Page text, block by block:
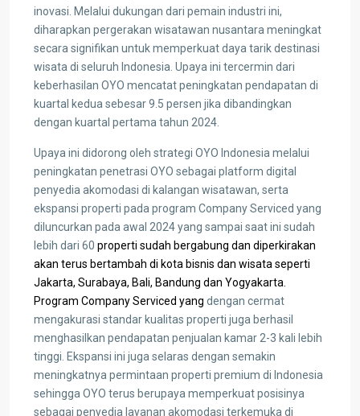
inovasi. Melalui dukungan dari pemain industri ini,
diharapkan pergerakan wisatawan nusantara meningkat
secara signifikan untuk memperkuat daya tarik destinasi
wisata di seluruh Indonesia. Upaya ini tercermin dari
keberhasilan OYO mencatat peningkatan pendapatan di
kuartal kedua sebesar 9.5 persen jika dibandingkan
dengan kuartal pertama tahun 2024.
Upaya ini didorong oleh strategi OYO Indonesia melalui
peningkatan penetrasi OYO sebagai platform digital
penyedia akomodasi di kalangan wisatawan, serta
ekspansi properti pada program Company Serviced yang
diluncurkan pada awal 2024 yang sampai saat ini sudah
lebih dari 60 properti sudah bergabung dan diperkirakan
akan terus bertambah di kota bisnis dan wisata seperti
Jakarta, Surabaya, Bali, Bandung dan Yogyakarta.
Program Company Serviced yang dengan cermat
mengakurasi standar kualitas properti juga berhasil
menghasilkan pendapatan penjualan kamar 2-3 kali lebih
tinggi. Ekspansi ini juga selaras dengan semakin
meningkatnya permintaan properti premium di Indonesia
sehingga OYO terus berupaya memperkuat posisinya
sebagai penyedia layanan akomodasi terkemuka di